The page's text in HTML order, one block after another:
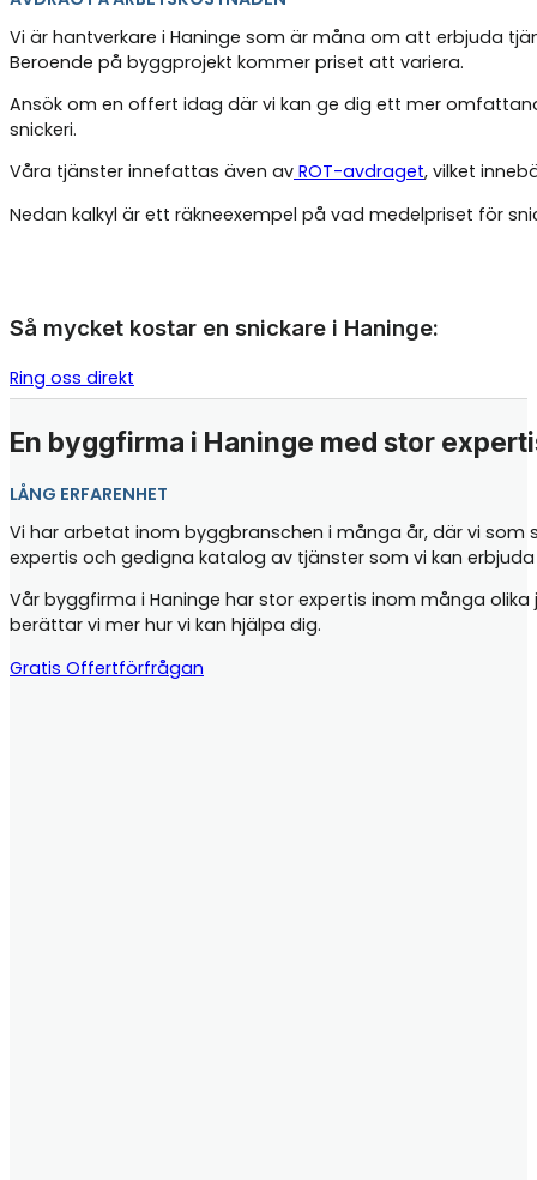
Vi är hantverkare i Haninge som är måna om att erbjuda
Beroende på byggprojekt kommer priset att variera.
Ansök om en offert idag där vi kan ge dig ett mer
snickeri.
Våra tjänster innefattas även av ROT-avdraget, vilket
Nedan kalkyl är ett räkneexempel på vad medelpriset för
Så mycket kostar en snickare i Haninge:
Ring oss direkt
En byggfirma i Haninge med stor
LÅNG ERFARENHET
Vi har arbetat inom byggbranschen i många år, där vi
expertis och gedigna katalog av tjänster som vi kan
Vår byggfirma i Haninge har stor expertis inom många
berättar vi mer hur vi kan hjälpa dig.
Gratis Offertförfrågan